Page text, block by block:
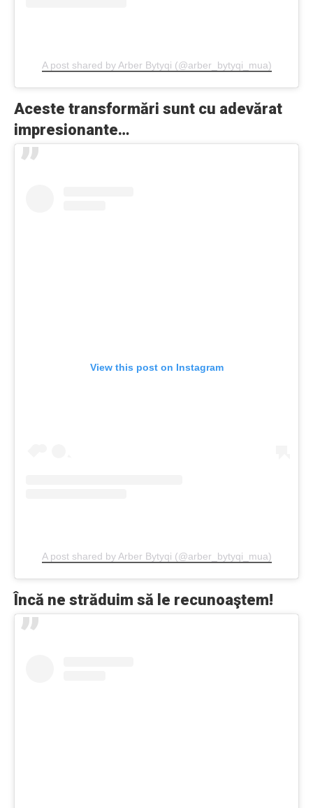
A post shared by Arber Bytyqi (@arber_bytyqi_mua)
Aceste transformări sunt cu adevărat
impresionante…
View this post on Instagram
A post shared by Arber Bytyqi (@arber_bytyqi_mua)
Încă ne străduim să le recunoaştem!